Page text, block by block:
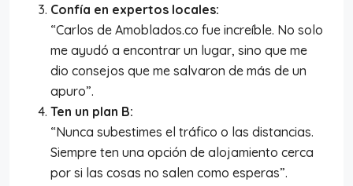
Confía en expertos locales:
“Carlos de Amoblados.co fue increíble. No solo
me ayudó a encontrar un lugar, sino que me
dio consejos que me salvaron de más de un
apuro”.
Ten un plan B:
“Nunca subestimes el tráfico o las distancias.
Siempre ten una opción de alojamiento cerca
por si las cosas no salen como esperas”.